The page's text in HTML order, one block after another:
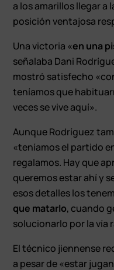
a los amarillos llegar a
posición ventajosa
Una victoria «en una
señalaba Dani
mostró satisfecho
teníamos que
veces se vive aquí».
Aunque Rodríguez
«teníamos el partido
regalamos. Hay que
queremos estar ahí y
esos detalles los
que matarlo, cuando
solucionarlo por la vía
El técnico jiennense
a pesar de «estar